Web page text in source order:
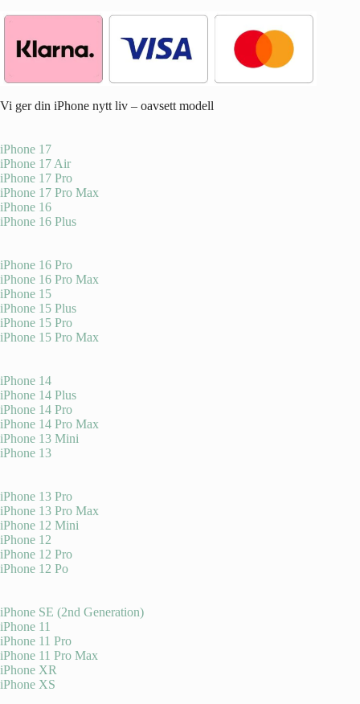
Vi ger din iPhone nytt liv – oavsett modell
iPhone 17
iPhone 17 Air
iPhone 17 Pro
iPhone 17 Pro Max
iPhone 16
iPhone 16 Plus
iPhone 16 Pro
iPhone 16 Pro Max
iPhone 15
iPhone 15 Plus
iPhone 15 Pro
iPhone 15 Pro Max
iPhone 14
iPhone 14 Plus
iPhone 14 Pro
iPhone 14 Pro Max
iPhone 13 Mini
iPhone 13
iPhone 13 Pro
iPhone 13 Pro Max
iPhone 12 Mini
iPhone 12
iPhone 12 Pro
iPhone 12 Po
iPhone SE (2nd Generation)
iPhone 11
iPhone 11 Pro
iPhone 11 Pro Max
iPhone XR
iPhone XS